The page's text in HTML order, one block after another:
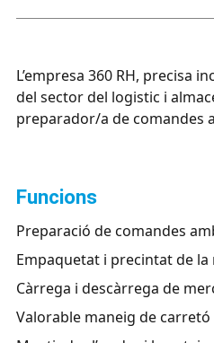
L’empresa 360 RH, precisa
del sector del logistic i
preparador/a de comandes
funcions
Preparació de comandes
Empaquetat i precintat de la
Càrrega i descàrrega de
Valorable maneig de